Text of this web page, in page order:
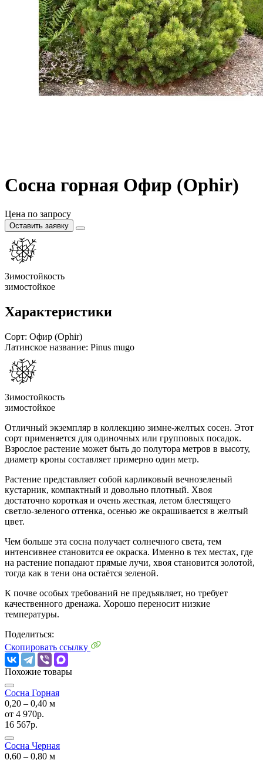
Сосна горная Офир (Ophir)
Цена по запросу
Оставить заявку
Зимостойкость
зимостойкое
Характеристики
Сорт: Офир (Ophir)
Латинское название: Pinus mugo
Зимостойкость
зимостойкое
Отличный экземпляр в коллекцию зимне-желтых сосен. Этот
сорт применяется для одиночных или групповых посадок.
Взрослое растение может быть до полутора метров в высоту,
диаметр кроны составляет примерно один метр.
Растение представляет собой карликовый вечнозеленый
кустарник, компактный и довольно плотный. Хвоя
достаточно короткая и очень жесткая, летом блестящего
светло-зеленого оттенка, осенью же окрашивается в желтый
цвет.
Чем больше эта сосна получает солнечного света, тем
интенсивнее становится ее окраска. Именно в тех местах, где
на растение попадают прямые лучи, хвоя становится золотой,
тогда как в тени она остаётся зеленой.
К почве особых требований не предъявляет, но требует
качественного дренажа. Хорошо переносит низкие
температуры.
Поделиться:
Скопировать ссылку
Похожие товары
Сосна Горная
0,20 ‒ 0,40 м
от 4 970р.
16 567р.
Сосна Черная
0,60 ‒ 0,80 м